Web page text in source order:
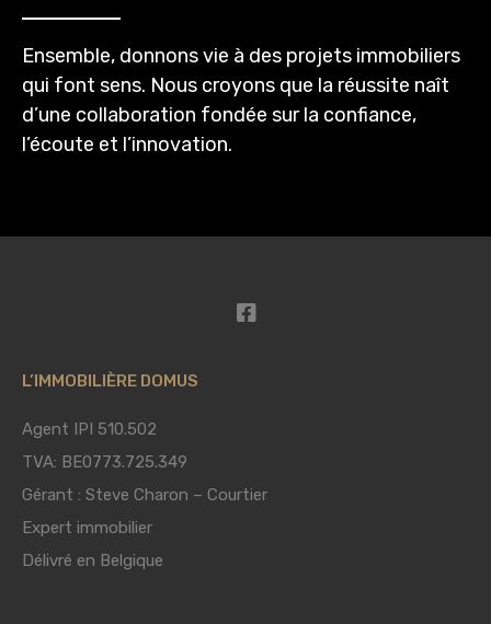
Ensemble, donnons vie à des projets immobiliers
qui font sens. Nous croyons que la réussite naît
d’une collaboration fondée sur la confiance,
l’écoute et l’innovation.
L’IMMOBILIÈRE DOMUS
Agent IPI 510.502
TVA: BE0773.725.349
Gérant : Steve Charon – Courtier
Expert immobilier
Délivré en Belgique